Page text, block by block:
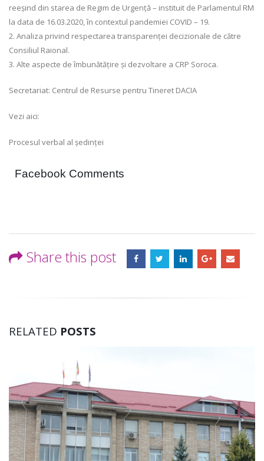
reeșind din starea de Regim de Urgență – instituit de Parlamentul RM
la data de 16.03.2020, în contextul pandemiei COVID – 19.
2. Analiza privind respectarea transparenței decizionale de către
Consiliul Raional.
3. Alte aspecte de îmbunătățire și dezvoltare a CRP Soroca.
Secretariat: Centrul de Resurse pentru Tineret DACIA
Vezi aici:
Procesul verbal al ședinței
Facebook Comments
Share this post
RELATED POSTS